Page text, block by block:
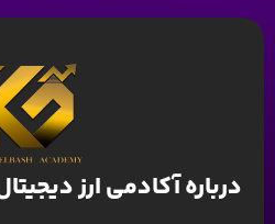
درباره آکادمی ارز